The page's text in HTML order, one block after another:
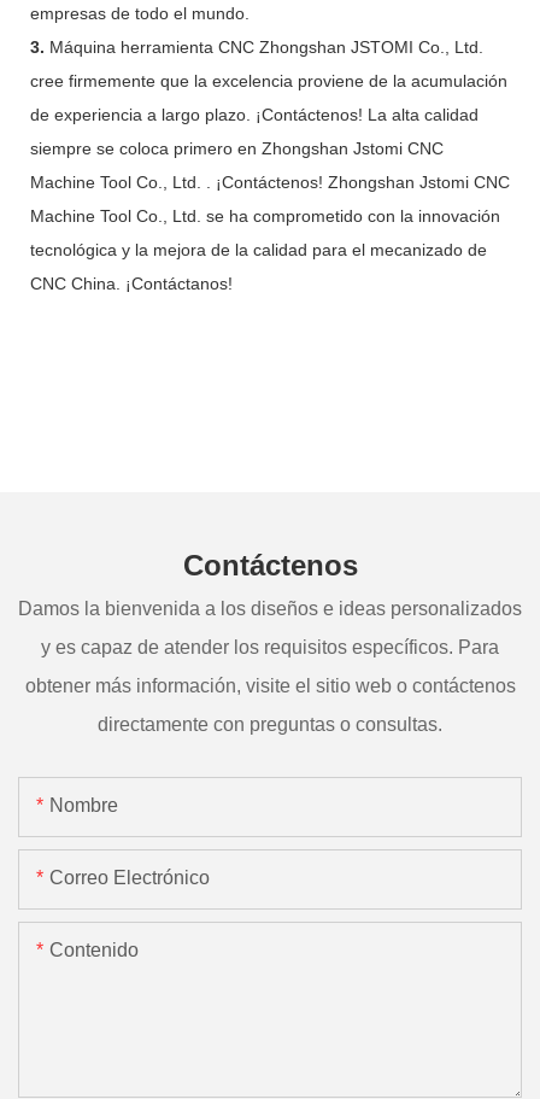
empresas de todo el mundo.
3. Máquina herramienta CNC Zhongshan JSTOMI Co., Ltd.
cree firmemente que la excelencia proviene de la acumulación
de experiencia a largo plazo. ¡Contáctenos! La alta calidad
siempre se coloca primero en Zhongshan Jstomi CNC
Machine Tool Co., Ltd. . ¡Contáctenos! Zhongshan Jstomi CNC
Machine Tool Co., Ltd. se ha comprometido con la innovación
tecnológica y la mejora de la calidad para el mecanizado de
CNC China. ¡Contáctanos!
Contáctenos
Damos la bienvenida a los diseños e ideas personalizados
y es capaz de atender los requisitos específicos. Para
obtener más información, visite el sitio web o contáctenos
directamente con preguntas o consultas.
Nombre
Correo Electrónico
Contenido